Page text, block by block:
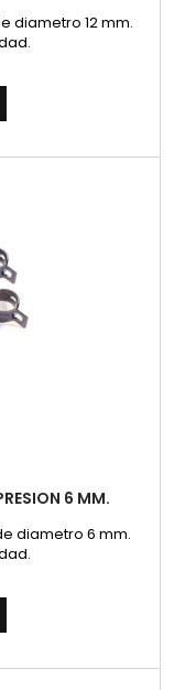
diametro 12 mm.
6 MM.
diametro 6 mm.